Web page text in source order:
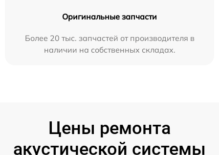
Оригинальные запчасти
Более 20 тыс. запчастей от производителя в
наличии на собственных складах.
Цены ремонта
акустической системы